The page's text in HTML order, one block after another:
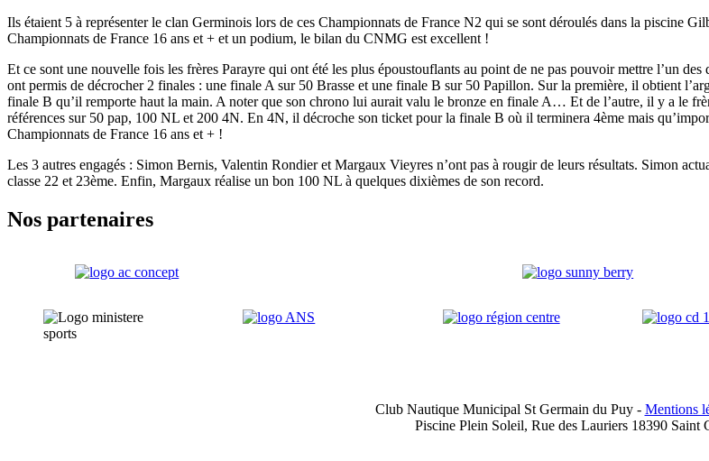
Ils étaient 5 à représenter le clan Germinois lors de ces Championnats de France N2 qui se sont déroulés dans la piscine
Championnats de France 16 ans et + et un podium, le bilan du CNMG est excellent !
Et ce sont une nouvelle fois les frères Parayre qui ont été les plus époustouflants au point de ne pas pouvoir mettre l’un
ont permis de décrocher 2 finales : une finale A sur 50 Brasse et une finale B sur 50 Papillon. Sur la première, il obtient
finale B qu’il remporte haut la main. A noter que son chrono lui aurait valu le bronze en finale A… Et de l’autre, il y a le
références sur 50 pap, 100 NL et 200 4N. En 4N, il décroche son ticket pour la finale B où il terminera 4ème mais
Championnats de France 16 ans et + !
Les 3 autres engagés : Simon Bernis, Valentin Rondier et Margaux Vieyres n’ont pas à rougir de leurs résultats. Simon
classe 22 et 23ème. Enfin, Margaux réalise un bon 100 NL à quelques dixièmes de son record.
Nos partenaires
Club Nautique Municipal St Germain du Puy - Mentions
Piscine Plein Soleil, Rue des Lauriers 18390 Saint